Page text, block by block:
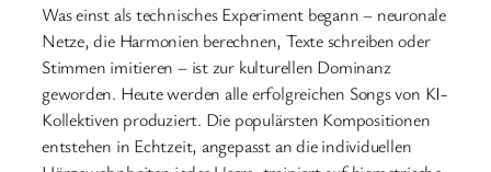
Was einst als technisches Experiment begann – neuronale
Netze, die Harmonien berechnen, Texte schreiben oder
Stimmen imitieren – ist zur kulturellen Dominanz
geworden. Heute werden alle erfolgreichen Songs von KI-
Kollektiven produziert. Die populärsten Kompositionen
entstehen in Echtzeit, angepasst an die individuellen